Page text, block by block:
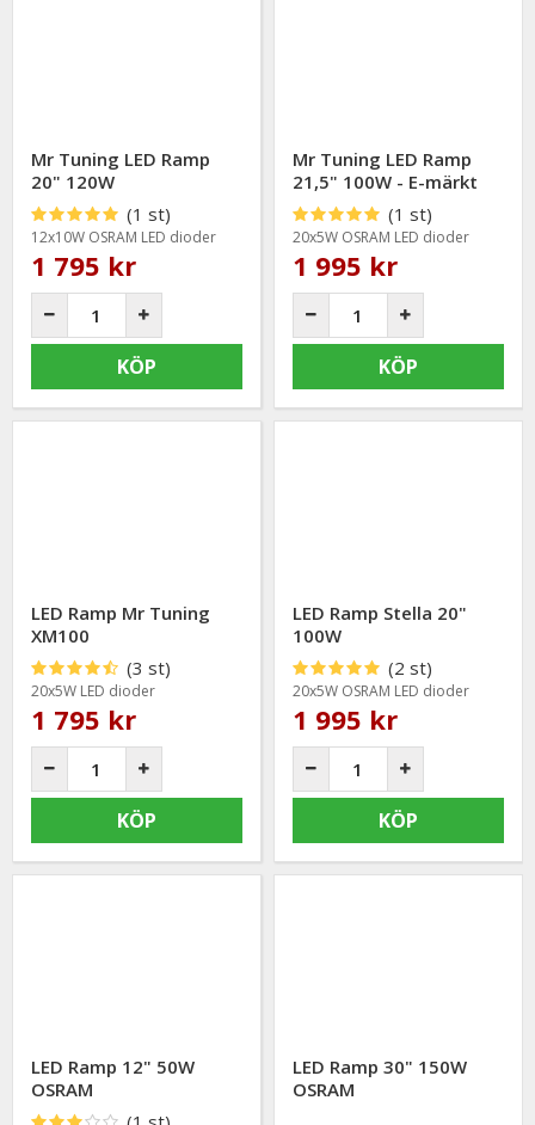
Mr Tuning LED Ramp
20" 120W
(1 st)
12x10W OSRAM LED dioder
1 795 kr
KÖP
Mr Tuning LED Ramp
21,5" 100W - E-märkt
(1 st)
20x5W OSRAM LED dioder
1 995 kr
KÖP
LED Ramp Mr Tuning
XM100
(3 st)
20x5W LED dioder
1 795 kr
KÖP
LED Ramp Stella 20"
100W
(2 st)
20x5W OSRAM LED dioder
1 995 kr
KÖP
LED Ramp 12" 50W
OSRAM
LED Ramp 30" 150W
OSRAM